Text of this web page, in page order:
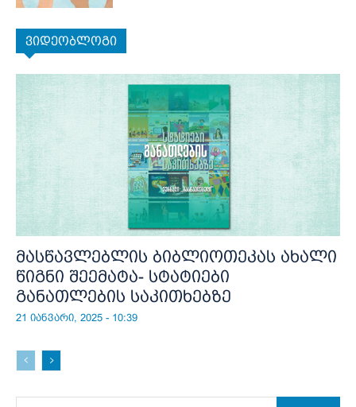
ვიდეობლოგი
მასწავლებლის ბიბლიოთეკას ახალი
წიგნი შეემატა- სტატიები
განათლების საკითხებზე
21 იანვარი, 2025 - 10:39